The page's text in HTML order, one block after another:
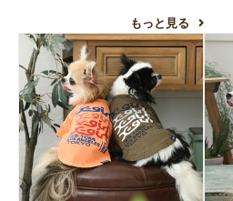
もっと見る